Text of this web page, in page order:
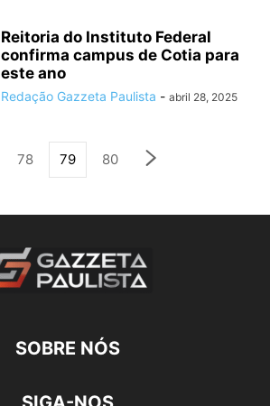
Reitoria do Instituto Federal
confirma campus de Cotia para
este ano
Redação Gazzeta Paulista - abril 28, 2025
78 79 80
SOBRE NÓS